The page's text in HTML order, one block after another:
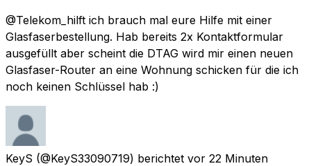
@Telekom_hilft ich brauch mal eure Hilfe mit einer
Glasfaserbestellung. Hab bereits 2x Kontaktformular
ausgefüllt aber scheint die DTAG wird mir einen neuen
Glasfaser-Router an eine Wohnung schicken für die ich
noch keinen Schlüssel hab :)
KeyS (@KeyS33090719) berichtet vor 22 Minuten